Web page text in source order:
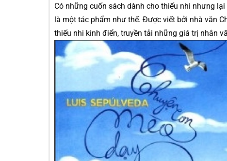
Có những cuốn sách dành cho thiếu nhi nhưng
là một tác phẩm như thế. Được viết bởi nhà văn
thiếu nhi kinh điển, truyền tải những giá trị nhân